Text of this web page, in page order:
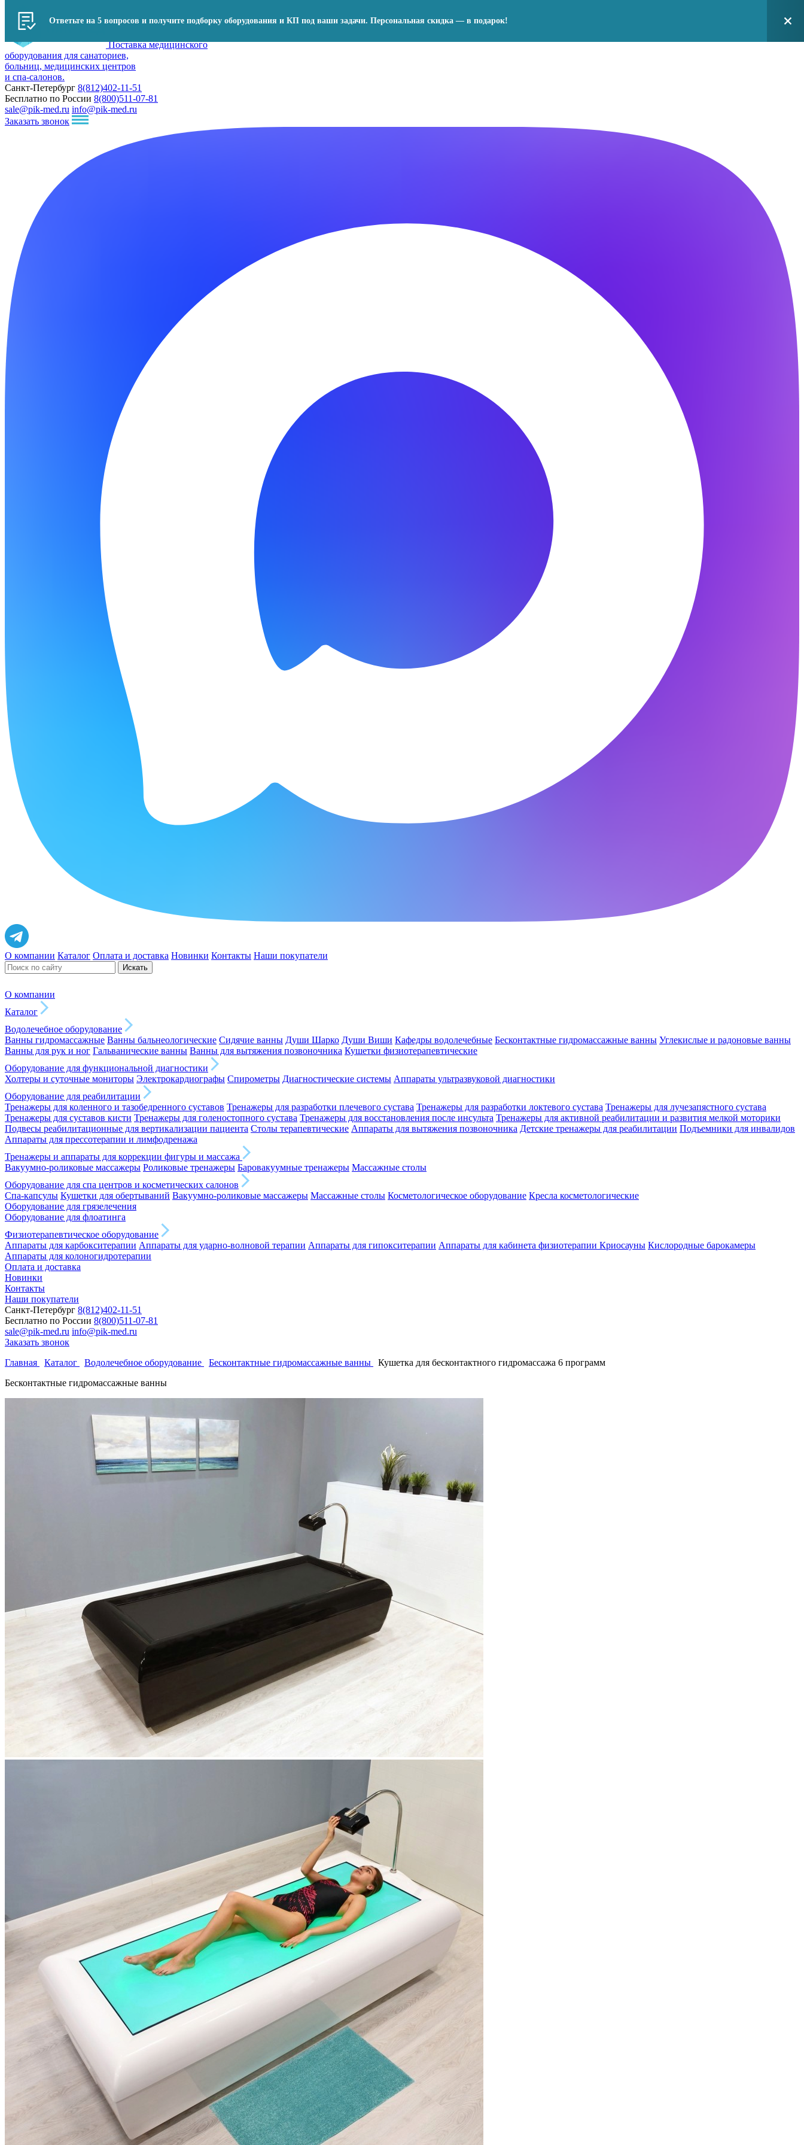
Поставка медицинского
оборудования для санаториев,
больниц, медицинских центров
и спа-салонов.
Санкт-Петербург 8(812)402-11-51
Бесплатно по России 8(800)511-07-81
sale@pik-med.ru info@pik-med.ru
Заказать звонок
О компании Каталог Оплата и доставка Новинки Контакты Наши покупатели
Искать
О компании
Каталог
Водолечебное оборудование
Ванны гидромассажные Ванны бальнеологические Сидячие ванны Души Шарко Души Виши Кафедры водолечебные Бесконтактные гидромассажные ванны Углекислые и радоновые ванны
Ванны для рук и ног Гальванические ванны Ванны для вытяжения позвоночника Кушетки физиотерапевтические
Оборудование для функциональной диагностики
Холтеры и суточные мониторы Электрокардиографы Спирометры Диагностические системы Аппараты ультразвуковой диагностики
Оборудование для реабилитации
Тренажеры для коленного и тазобедренного суставов Тренажеры для разработки плечевого сустава Тренажеры для разработки локтевого сустава Тренажеры для лучезапястного сустава
Тренажеры для суставов кисти Тренажеры для голеностопного сустава Тренажеры для восстановления после инсульта Тренажеры для активной реабилитации и развития мелкой моторики
Подвесы реабилитационные для вертикализации пациента Столы терапевтические Аппараты для вытяжения позвоночника Детские тренажеры для реабилитации Подъемники для инвалидов
Аппараты для прессотерапии и лимфодренажа
Тренажеры и аппараты для коррекции фигуры и массажа
Вакуумно-роликовые массажеры Роликовые тренажеры Баровакуумные тренажеры Массажные столы
Оборудование для спа центров и косметических салонов
Спа-капсулы Кушетки для обертываний Вакуумно-роликовые массажеры Массажные столы Косметологическое оборудование Кресла косметологические
Оборудование для грязелечения
Оборудование для флоатинга
Физиотерапевтическое оборудование
Аппараты для карбокситерапии Аппараты для ударно-волновой терапии Аппараты для гипокситерапии Аппараты для кабинета физиотерапии Криосауны Кислородные барокамеры
Аппараты для колоногидротерапии
Оплата и доставка
Новинки
Контакты
Наши покупатели
Санкт-Петербург 8(812)402-11-51
Бесплатно по России 8(800)511-07-81
sale@pik-med.ru info@pik-med.ru
Заказать звонок
Ответьте на 5 вопросов и получите подборку оборудования и КП под ваши задачи. Персональная скидка — в подарок!
Главная Каталог Водолечебное оборудование Бесконтактные гидромассажные ванны
Кушетка для бесконтактного гидромассажа 6 программ
Бесконтактные гидромассажные ванны